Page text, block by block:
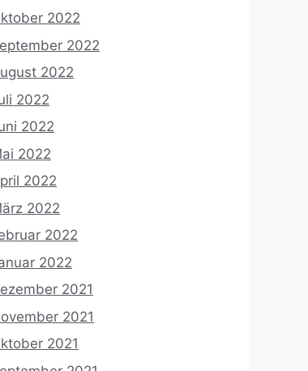
2022
2022
2022
2022
2022
2022
2022
2022
2022
2022
2021
2021
2021